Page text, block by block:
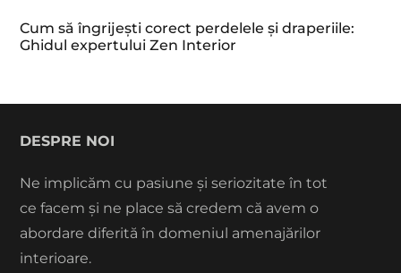
Cum să îngrijești corect perdelele și draperiile:
Ghidul expertului Zen Interior
DESPRE NOI
Ne implicăm cu pasiune și seriozitate în tot
ce facem și ne place să credem că avem o
abordare diferită în domeniul amenajărilor
interioare.